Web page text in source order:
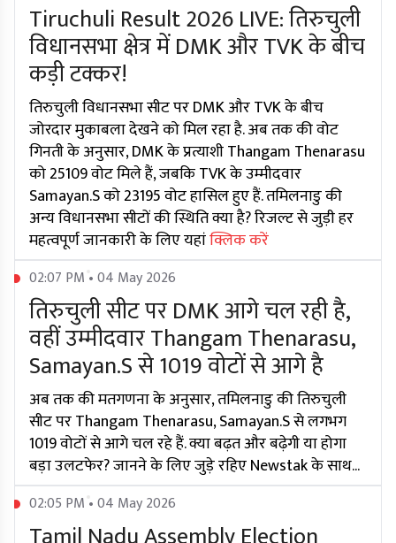
Tiruchuli Result 2026 LIVE: तिरुचुली
विधानसभा क्षेत्र में DMK और TVK के बीच
कड़ी टक्कर!
तिरुचुली विधानसभा सीट पर DMK और TVK के बीच
जोरदार मुकाबला देखने को मिल रहा है. अब तक की वोट
गिनती के अनुसार, DMK के प्रत्याशी Thangam Thenarasu
को 25109 वोट मिले हैं, जबकि TVK के उम्मीदवार
Samayan.S को 23195 वोट हासिल हुए हैं. तमिलनाडु की
अन्य विधानसभा सीटों की स्थिति क्या है? रिजल्ट से जुड़ी हर
महत्वपूर्ण जानकारी के लिए यहांक्लिक करें
02:07 PM • 04 May 2026
तिरुचुली सीट पर DMK आगे चल रही है,
वहीं उम्मीदवार Thangam Thenarasu,
Samayan.S से 1019 वोटों से आगे है
अब तक की मतगणना के अनुसार, तमिलनाडु की तिरुचुली
सीट पर Thangam Thenarasu, Samayan.S से लगभग
1019 वोटों से आगे चल रहे हैं. क्या बढ़त और बढ़ेगी या होगा
बड़ा उलटफेर? जानने के लिए जुड़े रहिए Newstak के साथ...
02:05 PM • 04 May 2026